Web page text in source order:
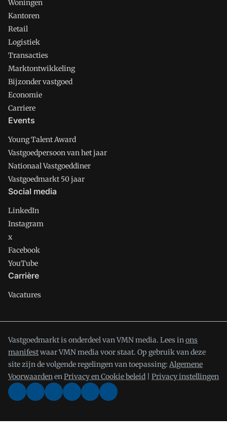
Woningen
Kantoren
Retail
Logistiek
Transacties
Marktontwikkeling
Bijzonder vastgoed
Economie
Carriere
Events
Young Talent Award
Vastgoedpersoon van het jaar
Nationaal Vastgoeddiner
Vastgoedmarkt 50 jaar
Social media
LinkedIn
Instagram
x
Facebook
YouTube
Carrière
Vacatures
Vastgoedmarkt is onderdeel van VMN media. Lees inons
manifestwaar VMN media voor staat. Op gebruik van deze
site zijn de volgende regelingen van toepassing: Algemene
VoorwaardenenPrivacy en Cookie beleid Privacy instellingen